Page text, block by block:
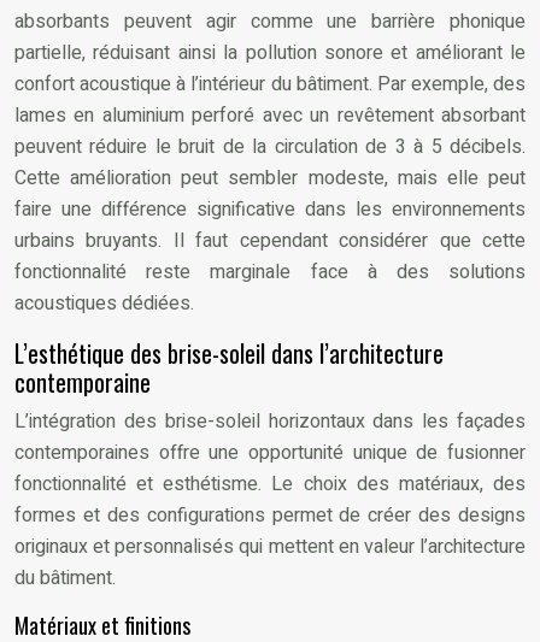
absorbants peuvent agir comme une barrière phonique
partielle, réduisant ainsi la pollution sonore et améliorant le
confort acoustique à l’intérieur du bâtiment. Par exemple, des
lames en aluminium perforé avec un revêtement absorbant
peuvent réduire le bruit de la circulation de 3 à 5 décibels.
Cette amélioration peut sembler modeste, mais elle peut
faire une différence significative dans les environnements
urbains bruyants. Il faut cependant considérer que cette
fonctionnalité reste marginale face à des solutions
acoustiques dédiées.
L’esthétique des brise-soleil dans l’architecture
contemporaine
L’intégration des brise-soleil horizontaux dans les façades
contemporaines offre une opportunité unique de fusionner
fonctionnalité et esthétisme. Le choix des matériaux, des
formes et des configurations permet de créer des designs
originaux et personnalisés qui mettent en valeur l’architecture
du bâtiment.
Matériaux et finitions